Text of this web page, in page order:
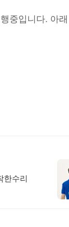
중입니다. 아래
한수리